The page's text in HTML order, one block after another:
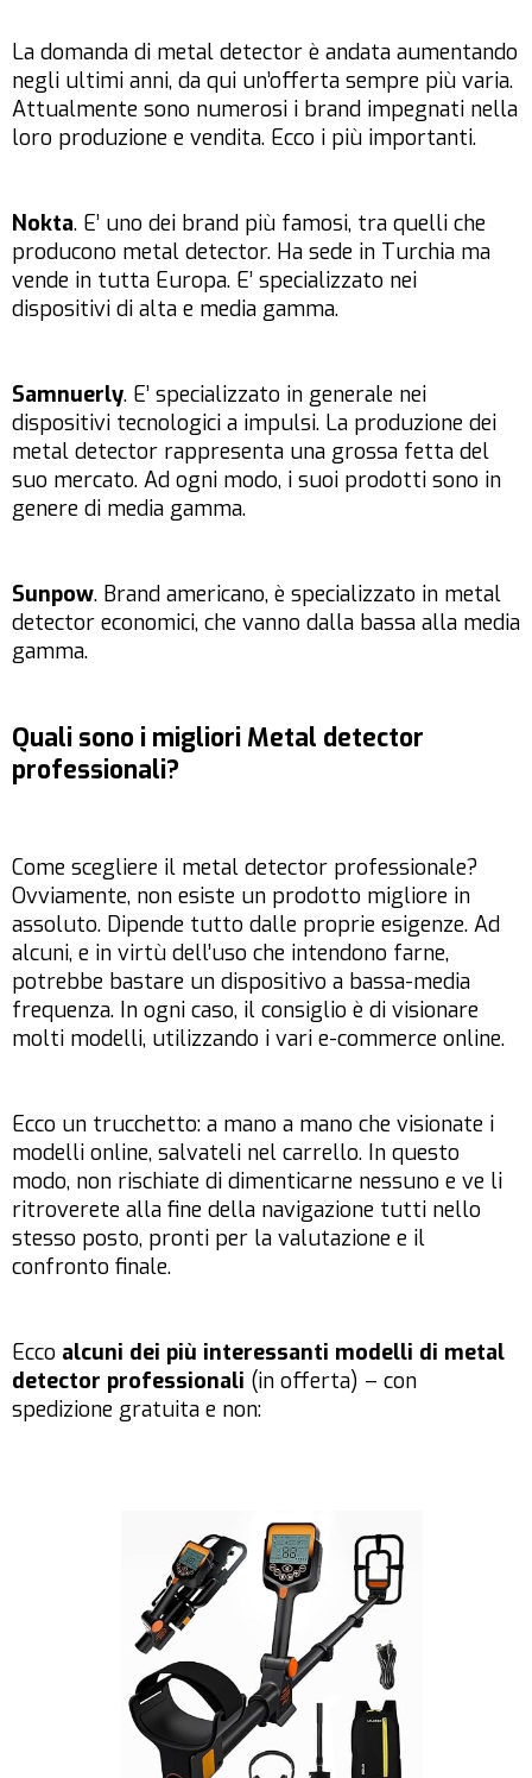
La domanda di metal detector è andata aumentando
negli ultimi anni, da qui un’offerta sempre più varia.
Attualmente sono numerosi i brand impegnati nella
loro produzione e vendita. Ecco i più importanti.
Nokta. E’ uno dei brand più famosi, tra quelli che
producono metal detector. Ha sede in Turchia ma
vende in tutta Europa. E’ specializzato nei
dispositivi di alta e media gamma.
Samnuerly. E’ specializzato in generale nei
dispositivi tecnologici a impulsi. La produzione dei
metal detector rappresenta una grossa fetta del
suo mercato. Ad ogni modo, i suoi prodotti sono in
genere di media gamma.
Sunpow. Brand americano, è specializzato in metal
detector economici, che vanno dalla bassa alla media
gamma.
Quali sono i migliori Metal detector
professionali?
Come scegliere il metal detector professionale?
Ovviamente, non esiste un prodotto migliore in
assoluto. Dipende tutto dalle proprie esigenze. Ad
alcuni, e in virtù dell’uso che intendono farne,
potrebbe bastare un dispositivo a bassa-media
frequenza. In ogni caso, il consiglio è di visionare
molti modelli, utilizzando i vari e-commerce online.
Ecco un trucchetto: a mano a mano che visionate i
modelli online, salvateli nel carrello. In questo
modo, non rischiate di dimenticarne nessuno e ve li
ritroverete alla fine della navigazione tutti nello
stesso posto, pronti per la valutazione e il
confronto finale.
Ecco alcuni dei più interessanti modelli di metal
detector professionali (in offerta) – con
spedizione gratuita e non: